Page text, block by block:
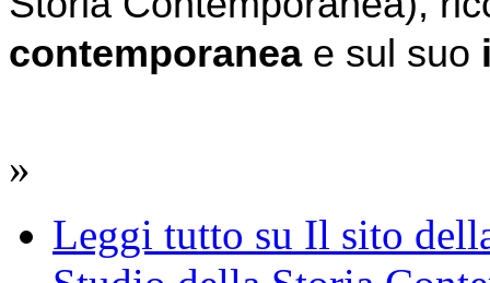
contemporanea e sul suo
»
Leggi tutto su Il sito